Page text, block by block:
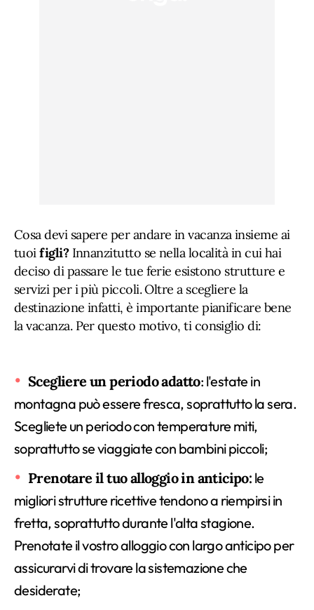
Cosa devi sapere per andare in vacanza insieme ai
tuoifigli?Innanzitutto se nella località in cui hai
deciso di passare le tue ferie esistono strutture e
servizi per i più piccoli. Oltre a scegliere la
destinazione infatti, è importante pianificare bene
la vacanza. Per questo motivo, ti consiglio di:
Scegliere un periodo adatto: l'estate in
montagna può essere fresca, soprattutto la sera.
Scegliete un periodo con temperature miti,
soprattutto se viaggiate con bambini piccoli;
Prenotare il tuo alloggio in anticipo: le
migliori strutture ricettive tendono a riempirsi in
fretta, soprattutto durante l'alta stagione.
Prenotate il vostro alloggio con largo anticipo per
assicurarvi di trovare la sistemazione che
desiderate;